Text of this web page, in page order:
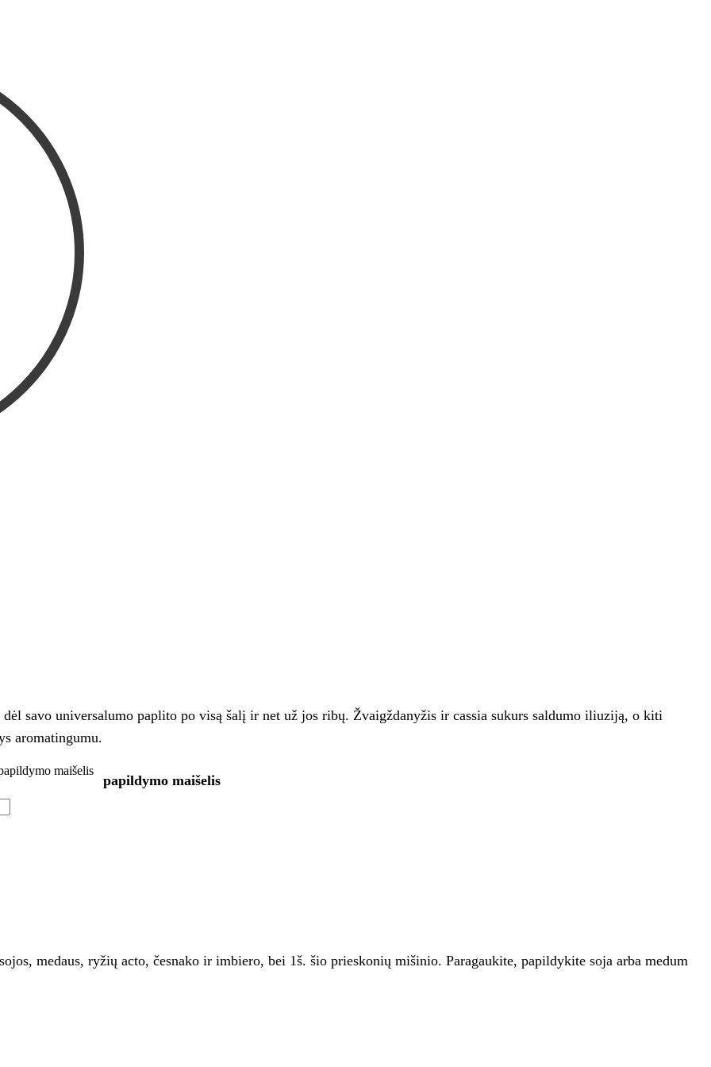
savo universalumo paplito po visą šalį ir net už jos ribų. Žvaigždanyžis ir cassia sukurs saldumo iliuziją, o kiti
aromatingumu.
maišelis
papildymo maišelis
medaus, ryžių acto, česnako ir imbiero, bei 1š. šio prieskonių mišinio. Paragaukite, papildykite soja arba medum